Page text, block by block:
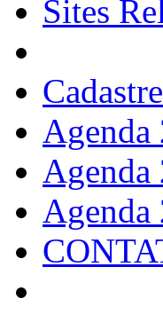
Sites
Agenda
Agenda
Agenda